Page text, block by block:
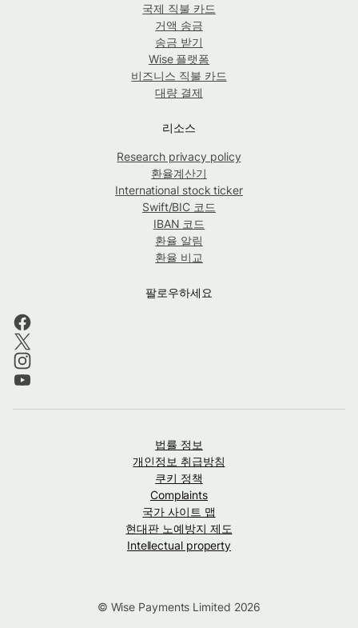
국제 직불 카드
거액 송금
송금 받기
Wise 플랫폼
비즈니스 직불 카드
대량 결제
리소스
Research privacy policy
환율계산기
International stock ticker
Swift/BIC 코드
IBAN 코드
환율 알림
환율 비교
팔로우하세요
법률 정보
개인정보 취급방침
쿠키 정책
Complaints
국가 사이트 맵
현대판 노예방지 제도
Intellectual property
© Wise Payments Limited 2026